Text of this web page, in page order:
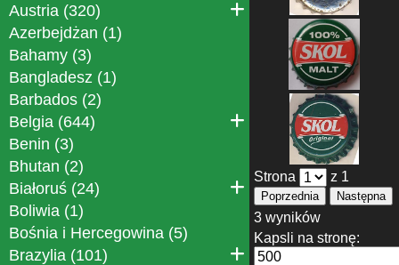
Austria (320)
Azerbejdżan (1)
Bahamy (3)
Bangladesz (1)
Barbados (2)
Belgia (644)
Benin (3)
Bhutan (2)
Białoruś (24)
Boliwia (1)
Bośnia i Hercegowina (5)
Brazylia (101)
Strona z 1
Poprzednia Następna
3 wyników
Kapsli na stronę: